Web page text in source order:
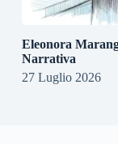
Eleonora
Narrativa
27 Luglio 2026